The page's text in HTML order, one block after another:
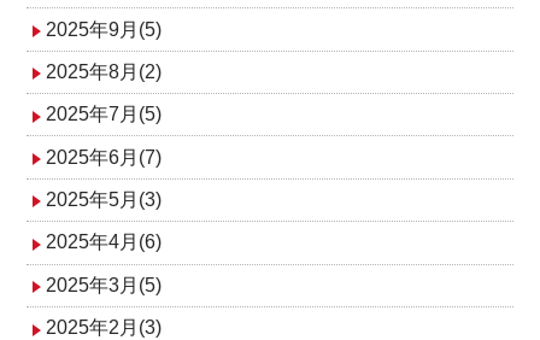
2025年9月(5)
2025年8月(2)
2025年7月(5)
2025年6月(7)
2025年5月(3)
2025年4月(6)
2025年3月(5)
2025年2月(3)